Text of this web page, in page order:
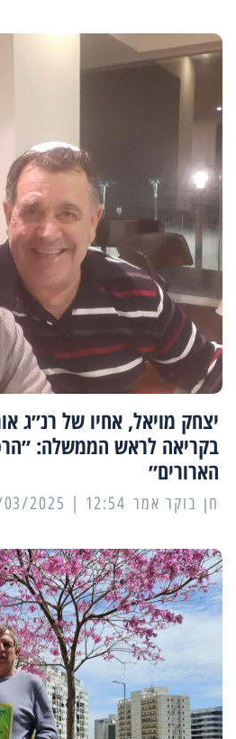
יצחק מויאל, אחיו של רנ״ג
בקריאה לראש הממשלה:
הארורים״
12:54 | 31/03/2025